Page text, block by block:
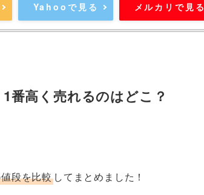
Yahooで見る メルカリで見る
番高く売れるのはどこ？
段を比較 してまとめました！